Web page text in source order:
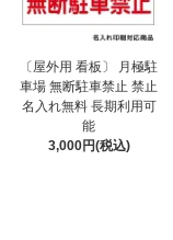
〔屋外用 看板〕 月極駐
車場 無断駐車禁止 禁止
名入れ無料 長期利用可
能
3,000円(税込)